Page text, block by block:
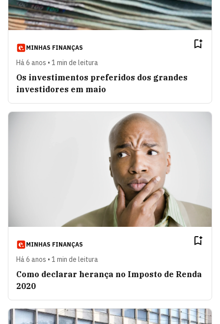
MINHAS FINANÇAS
Há 6 anos • 1 min de leitura
Os investimentos preferidos dos grandes
investidores em maio
MINHAS FINANÇAS
Há 6 anos • 1 min de leitura
Como declarar herança no Imposto de Renda
2020